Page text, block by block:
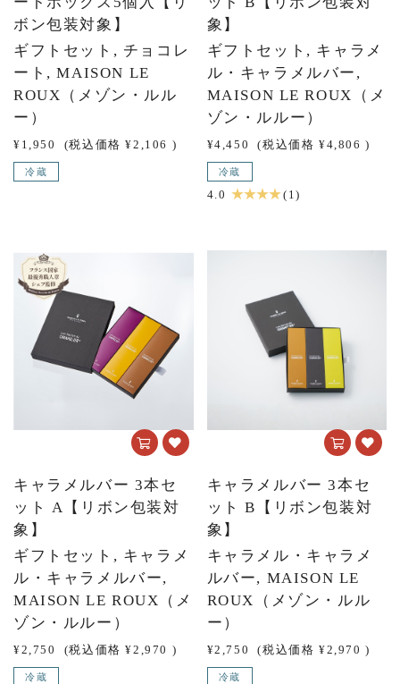
ボン包装対象】
ギフトセット, チョコレ
ート, MAISON LE
ROUX（メゾン・ルル
ー）
¥1,950 (税込価格 ¥2,106 )
冷蔵
象】
ギフトセット, キャラメ
ル・キャラメルバー,
MAISON LE ROUX（メ
ゾン・ルルー）
¥4,450 (税込価格 ¥4,806 )
冷蔵
4.0 ★ ★ ★ ★(1)
キャラメルバー 3本セ
ット A【リボン包装対
象】
ギフトセット, キャラメ
ル・キャラメルバー,
MAISON LE ROUX（メ
ゾン・ルルー）
¥2,750 (税込価格 ¥2,970 )
冷蔵
キャラメルバー 3本セ
ット B【リボン包装対
象】
キャラメル・キャラメ
ルバー, MAISON LE
ROUX（メゾン・ルル
ー）
¥2,750 (税込価格 ¥2,970 )
冷蔵